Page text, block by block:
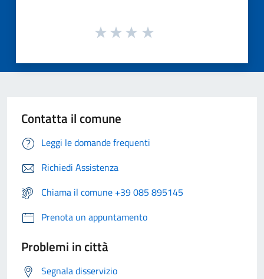
Contatta il comune
Leggi le domande frequenti
Richiedi Assistenza
Chiama il comune +39 085 895145
Prenota un appuntamento
Problemi in città
Segnala disservizio